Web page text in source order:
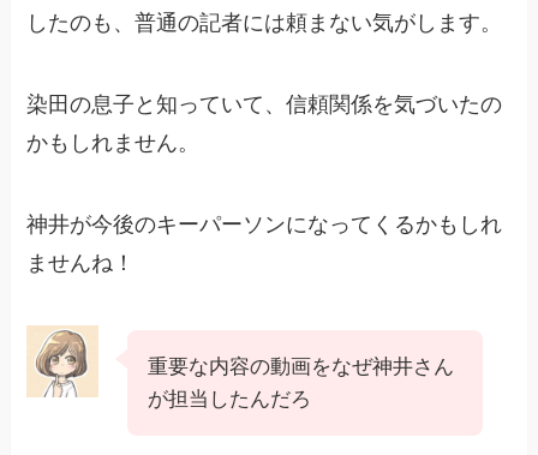
したのも、普通の記者には頼まない気がします。
染田の息子と知っていて、信頼関係を気づいたの
かもしれません。
神井が今後のキーパーソンになってくるかもしれ
ませんね！
重要な内容の動画をなぜ神井さん
が担当したんだろ